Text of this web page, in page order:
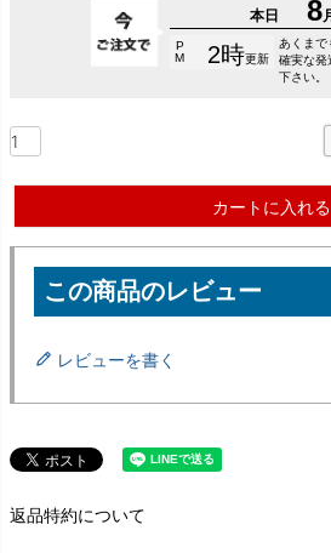
カートに入れる
レビューを書く
返品特約について